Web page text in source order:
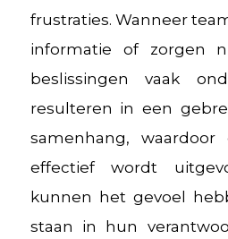
frustraties. Wanneer
informatie of zorgen
beslissingen vaak
resulteren in een
samenhang,
effectief wordt
kunnen het gevoel
staan in hun